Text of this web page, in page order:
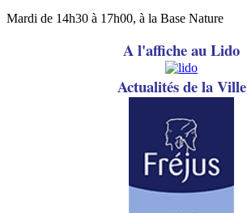
Mardi de 14h30 à 17h00, à la Base Nature
A l'affiche au Lido
Actualités de la Ville